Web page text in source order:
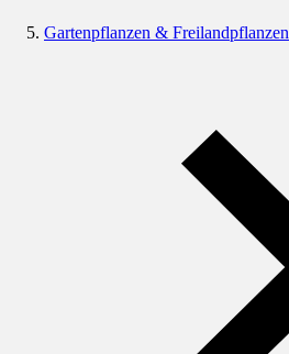
Gartenpflanzen & Freilandpflanzen